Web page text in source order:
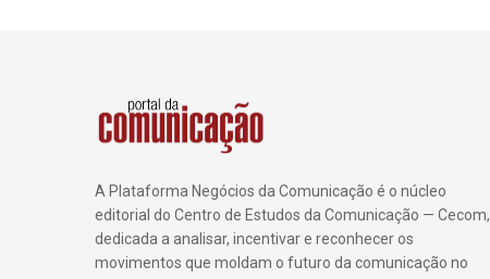
A Plataforma Negócios da Comunicação é o núcleo
editorial do Centro de Estudos da Comunicação — Cecom,
dedicada a analisar, incentivar e reconhecer os
movimentos que moldam o futuro da comunicação no